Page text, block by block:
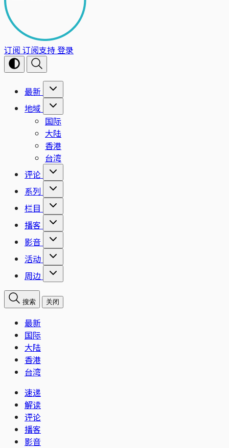
订阅 订阅支持登录
最新
地域
国际
大陆
香港
台湾
评论
系列
栏目
播客
影音
活动
周边
搜索 关闭
最新
国际
大陆
香港
台湾
速递
解读
评论
播客
影音